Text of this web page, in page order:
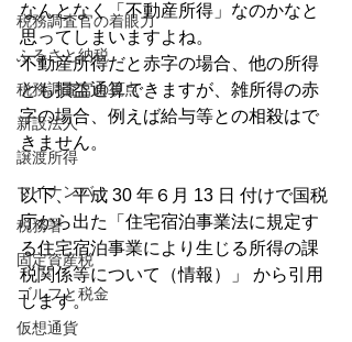
税務調査官の着眼力
ふるさと納税
税務調査官の視点
新設法人
譲渡所得
マイナンバー
税務署
固定資産税
ゴルフと税金
仮想通貨
なんとなく「不動産所得」なのかなと
思ってしまいますよね。
不動産所得だと赤字の場合、他の所得
とも損益通算できますが、雑所得の赤
字の場合、例えば給与等との相殺はで
きません。
以下、平成 30 年６月 13 日 付けで国税
庁から出た「住宅宿泊事業法に規定す
る住宅宿泊事業により生じる所得の課
税関係等について（情報）」 から引用
します。